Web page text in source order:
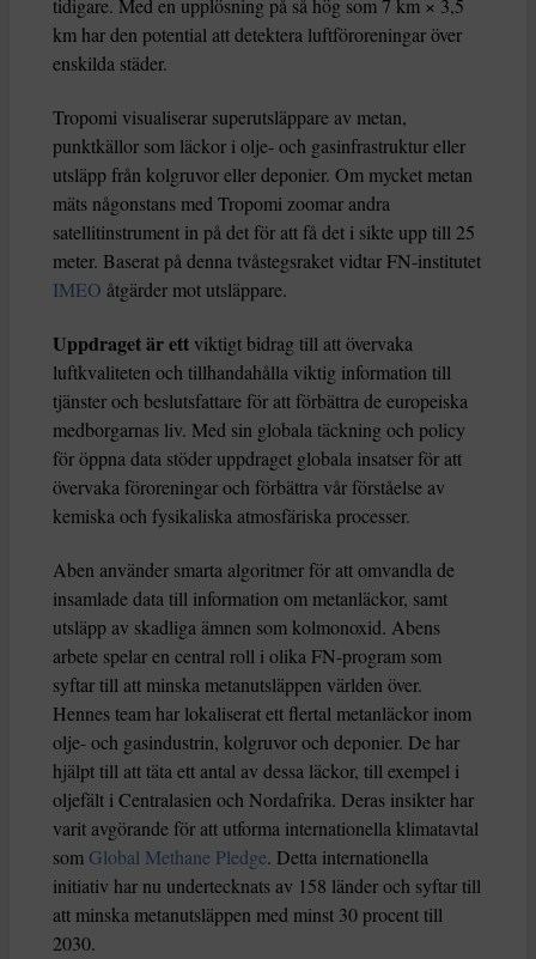
tidigare. Med en upplösning på så hög som 7 km × 3,5
km har den potential att detektera luftföroreningar över
enskilda städer.
Tropomi visualiserar superutsläppare av metan,
punktkällor som läckor i olje- och gasinfrastruktur eller
utsläpp från kolgruvor eller deponier. Om mycket metan
mäts någonstans med Tropomi zoomar andra
satellitinstrument in på det för att få det i sikte upp till 25
meter. Baserat på denna tvåstegsraket vidtar FN-institutet
IMEO åtgärder mot utsläppare.
Uppdraget är ett viktigt bidrag till att övervaka
luftkvaliteten och tillhandahålla viktig information till
tjänster och beslutsfattare för att förbättra de europeiska
medborgarnas liv. Med sin globala täckning och policy
för öppna data stöder uppdraget globala insatser för att
övervaka föroreningar och förbättra vår förståelse av
kemiska och fysikaliska atmosfäriska processer.
Aben använder smarta algoritmer för att omvandla de
insamlade data till information om metanläckor, samt
utsläpp av skadliga ämnen som kolmonoxid. Abens
arbete spelar en central roll i olika FN-program som
syftar till att minska metanutsläppen världen över.
Hennes team har lokaliserat ett flertal metanläckor inom
olje- och gasindustrin, kolgruvor och deponier. De har
hjälpt till att täta ett antal av dessa läckor, till exempel i
oljefält i Centralasien och Nordafrika. Deras insikter har
varit avgörande för att utforma internationella klimatavtal
som Global Methane Pledge. Detta internationella
initiativ har nu undertecknats av 158 länder och syftar till
att minska metanutsläppen med minst 30 procent till
2030.